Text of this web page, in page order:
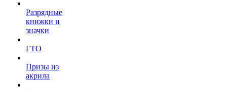
Разрядные
книжки и
значки
ГТО
Призы из
акрила